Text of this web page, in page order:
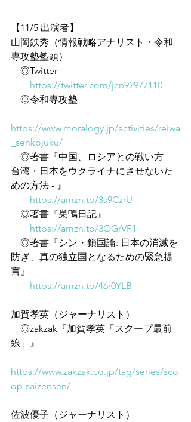
【11/5 出演者】
山岡鉄秀（情報戦略アナリスト・令和
専攻塾塾頭）
◎Twitter
https://twitter.com/jcn92977110
◎令和専攻塾
https://www.moralogy.jp/activities/reiwa
_senkojuku/
◎著書『中国、ロシアとの戦い方 -
台湾・日本をウクライナにさせないた
めの方法 - 』
https://amzn.to/3s9CzrU
◎著書『巣鴨日記』
https://amzn.to/3OGrVF1
◎著書『シン・鎖国論: 日本の消滅を
防ぎ、真の独立国となるための緊急提
言』
https://amzn.to/46r0YLB
加賀孝英（ジャーナリスト）
◎zakzak『加賀孝英「スクープ最前
線」』
https://www.zakzak.co.jp/tag/series/sco
op-saizensen/
佐波優子（ジャーナリスト）